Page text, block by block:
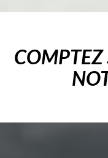
COMPTEZ